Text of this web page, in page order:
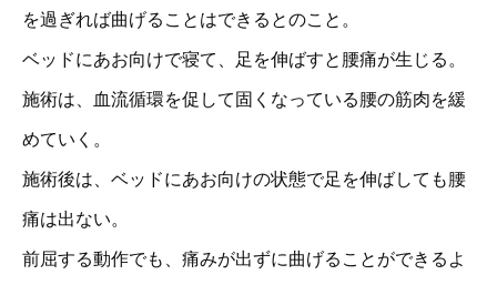
を過ぎれば曲げることはできるとのこと。
ベッドにあお向けで寝て、足を伸ばすと腰痛が生じる。
施術は、血流循環を促して固くなっている腰の筋肉を緩
めていく。
施術後は、ベッドにあお向けの状態で足を伸ばしても腰
痛は出ない。
前屈する動作でも、痛みが出ずに曲げることができるよ